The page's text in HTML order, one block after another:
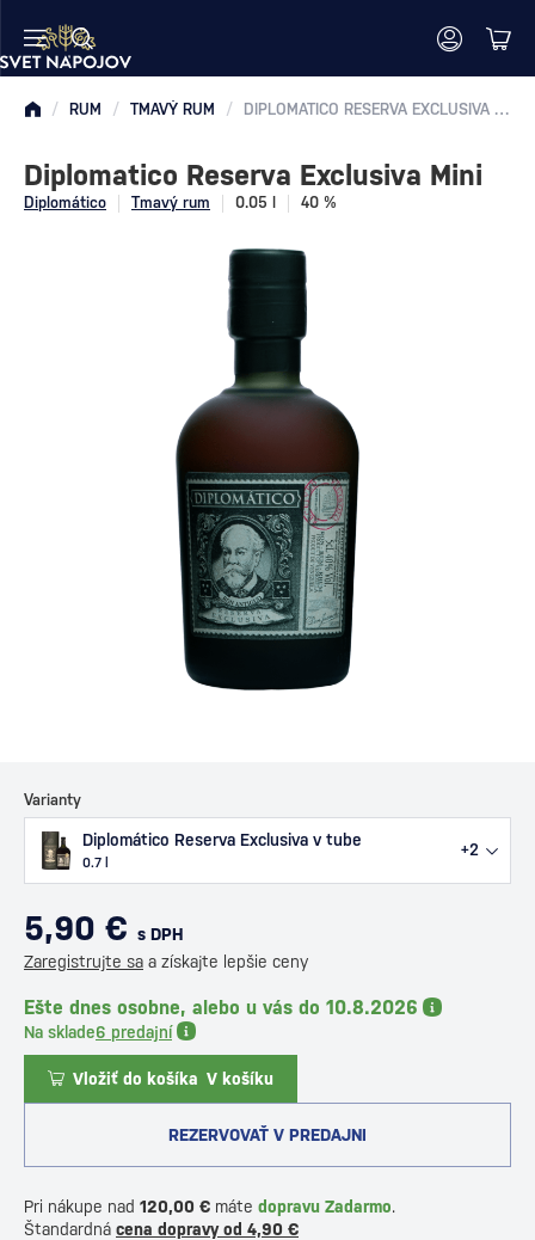
/ RUM / TMAVÝ RUM / DIPLOMATICO RESERVA EXCLUSIVA MINI
Diplomático Tmavý rum 0.05 l 40 %
Diplomatico Reserva Exclusiva Mini
Varianty
Diplomático Reserva Exclusiva v tube
0.7 l
+2
5,90 € s DPH
Zaregistrujte sa a získajte lepšie ceny
Ešte dnes osobne, alebo u vás do 10.8.2026
Na sklade6 predajní
Vložiť do košíka V košíku
REZERVOVAŤ V PREDAJNI
Pri nákupe nad 120,00 € máte dopravu Zadarmo.
Štandardná cena dopravy od 4,90 €